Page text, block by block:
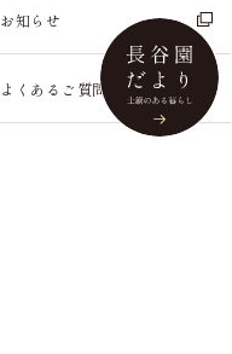
お知らせ
よくあるご質問